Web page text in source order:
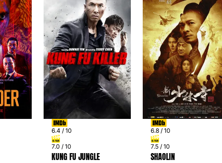
6.4 / 10
7.0 / 10
KUNG FU JUNGLE
6.8 / 10
7.5 / 10
SHAOLIN